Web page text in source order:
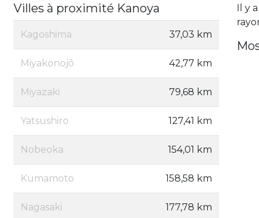
Villes à proximité Kanoya
Kagoshima 37,03 km
Miyakonojō 42,77 km
Miyazaki 79,68 km
Yatsushiro 127,41 km
Nobeoka 154,01 km
Kumamoto 158,58 km
Nagasaki 177,78 km
Il y